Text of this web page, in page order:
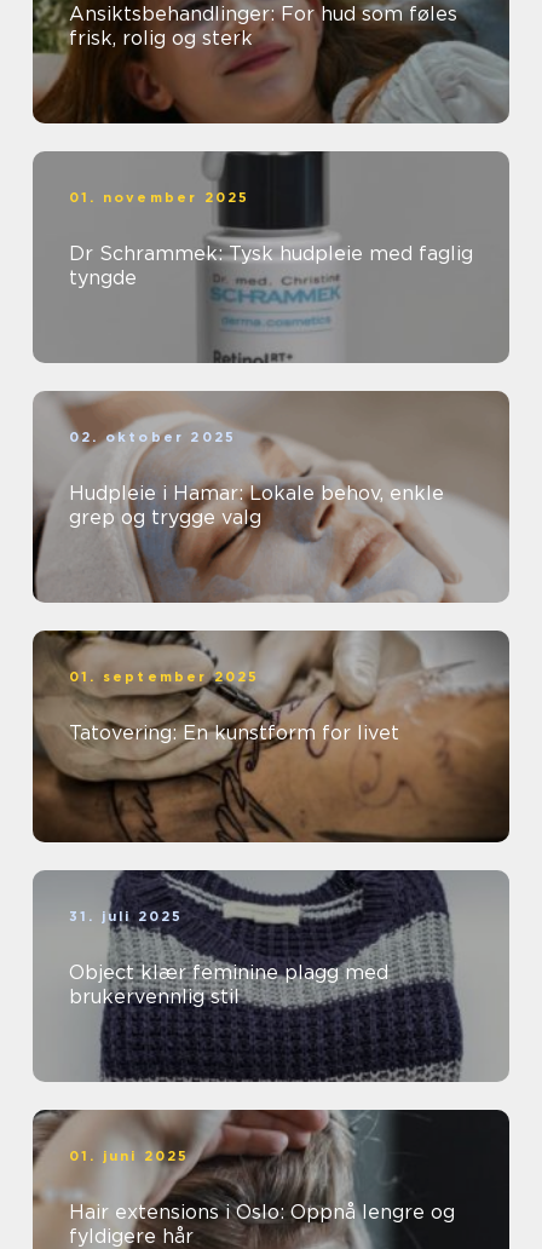
Ansiktsbehandlinger: For hud som føles
frisk, rolig og sterk
01. november 2025
Dr Schrammek: Tysk hudpleie med faglig
tyngde
02. oktober 2025
Hudpleie i Hamar: Lokale behov, enkle
grep og trygge valg
01. september 2025
Tatovering: En kunstform for livet
31. juli 2025
Object klær feminine plagg med
brukervennlig stil
01. juni 2025
Hair extensions i Oslo: Oppnå lengre og
fyldigere hår